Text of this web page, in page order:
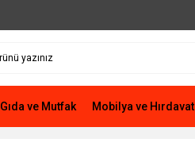
Gıda ve Mutfak Mobilya ve Hırdavat